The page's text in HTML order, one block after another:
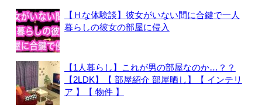
【Ｈな体験談】彼女がいない間に合鍵で一人
暮らしの彼女の部屋に侵入
【1人暮らし】これが男の部屋なのか…？？
【2LDK】【 部屋紹介 部屋晒し】【 インテリ
ア 】【 物件 】